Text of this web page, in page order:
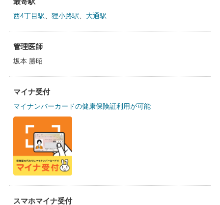
西4丁目駅 狸小路駅 大通駅
管理医師
坂本 勝昭
マイナ受付
マイナンバーカードの健康保険証利用が可能
スマホマイナ受付